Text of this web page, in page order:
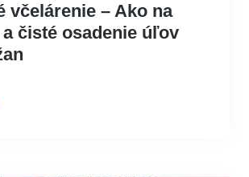
včelárenie – Ako na
čisté osadenie úľov